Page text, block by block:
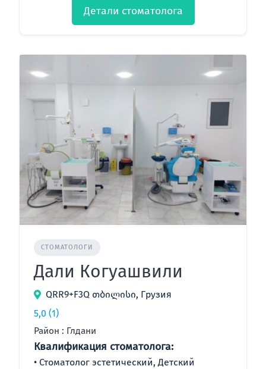
Детали стоматолога
СТОМАТОЛОГИ
Дали Когуашвили
QRR9+F3Q თბილისი, Грузия
5,0 (1)
Район : Глдани
Квалификация стоматолога:
Стоматолог эстетический, Детский